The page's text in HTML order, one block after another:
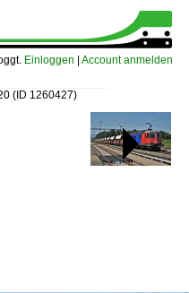
Einloggen Account anmelden
(ID 1260427)